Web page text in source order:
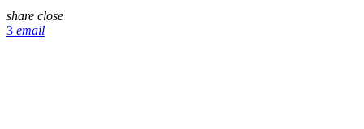
share close
3 email